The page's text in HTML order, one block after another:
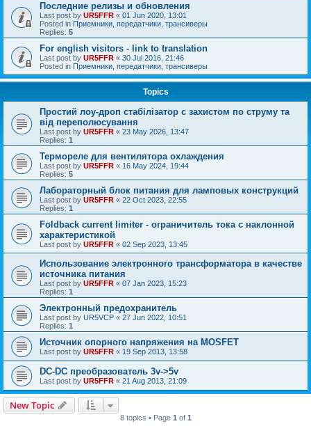
Последние релизы и обновления
Last post by UR5FFR « 01 Jun 2020, 13:01
Posted in Приемники, передатчики, трансиверы
Replies: 5
For english visitors - link to translation
Last post by UR5FFR « 30 Jul 2016, 21:46
Posted in Приемники, передатчики, трансиверы
Topics
Простий лоу-дроп стабілізатор с захистом по струму та
від переполюсування
Last post by UR5FFR « 23 May 2026, 13:47
Replies: 1
Термореле для вентилятора охлаждения
Last post by UR5FFR « 16 May 2024, 19:44
Replies: 5
Лабораторный блок питания для ламповых конструкций
Last post by UR5FFR « 22 Oct 2023, 22:55
Replies: 1
Foldback current limiter - ограничитель тока с наклонной
характеристикой
Last post by UR5FFR « 02 Sep 2023, 13:45
Использование электронного трансформатора в качестве
источника питания
Last post by UR5FFR « 07 Jan 2023, 15:23
Replies: 1
Электронный предохранитель
Last post by UR5VCP « 27 Jun 2022, 10:51
Replies: 1
Источник опорного напряжения на MOSFET
Last post by UR5FFR « 19 Sep 2013, 13:58
DC-DC преобразователь 3v->5v
Last post by UR5FFR « 21 Aug 2013, 21:09
New Topic
8 topics • Page 1 of 1